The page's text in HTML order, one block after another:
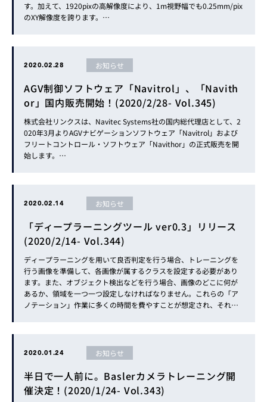
す。加えて、1920pixの高解像度により、1m視野幅でも0.25mm/pix
のXY解像度を誇ります。…
2020.02.28 お知らせ
AGV制御ソフトウェア「Navitrol」、「Navith
or」国内販売開始！(2020/2/28- Vol.345)
株式会社リンクスは、Navitec Systems社の国内総代理店として、2
020年3月よりAGVナビゲーションソフトウェア「Navitrol」および
フリートコントロール・ソフトウェア「Navithor」の正式販売を開
始します。…
2020.02.14 お知らせ
「ディープラーニングツール ver0.3」リリース
(2020/2/14- Vol.344)
ディープラーニングを用いて良否判定を行う場合、トレーニングを
行う画像を準備して、各画像が属するクラスを設定する必要があり
ます。また、オブジェクト検出などを行う場合、画像のどこに何が
あるか、領域を一つ一つ設定しなければなりません。これらの「ア
ノテーション」作業に多くの時間を費やすことが想定され、それが
2020.01.24 お知らせ
半日で一人前に。Baslerカメラトレーニング開
催決定！(2020/1/24- Vol.343)